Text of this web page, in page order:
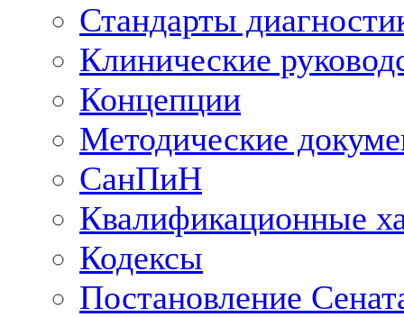
Стандарты
Клинические
Концепции
Методические
СанПиН
Квалификационные
Кодексы
Постановление